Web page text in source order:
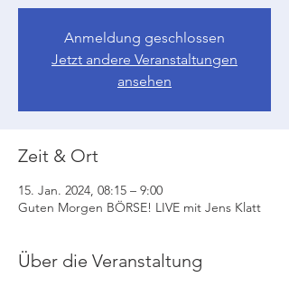
Anmeldung geschlossen
Jetzt andere Veranstaltungen
ansehen
Zeit & Ort
15. Jan. 2024, 08:15 – 9:00
Guten Morgen BÖRSE! LIVE mit Jens Klatt
Über die Veranstaltung